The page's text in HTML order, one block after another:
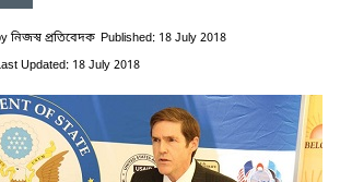
নিজস্ব প্রতিবেদক Published: 18 July 2018
Updated: 18 July 2018